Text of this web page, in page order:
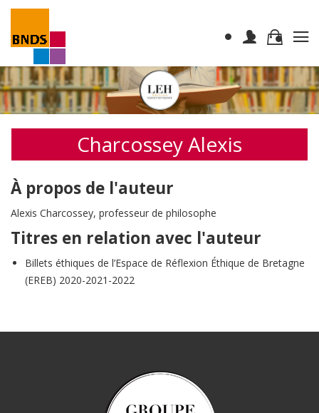
Charcossey Alexis
À propos de l'auteur
Alexis Charcossey, professeur de philosophe
Titres en relation avec l'auteur
Billets éthiques de l’Espace de Réflexion Éthique de Bretagne
(EREB) 2020-2021-2022